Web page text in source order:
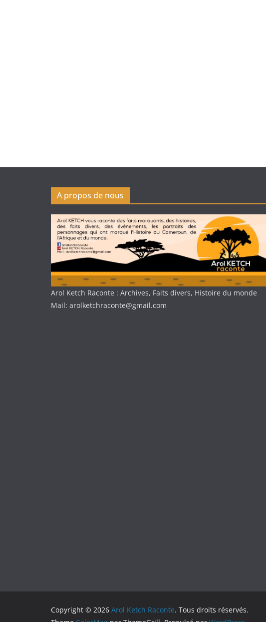
A propos de nous
Arol Ketch Raconte : Archives, Faits divers, Histoire du monde
Mail: arolketchraconte@gmail.com
Copyright © 2026 Arol Ketch Raconte. Tous droits réservés.